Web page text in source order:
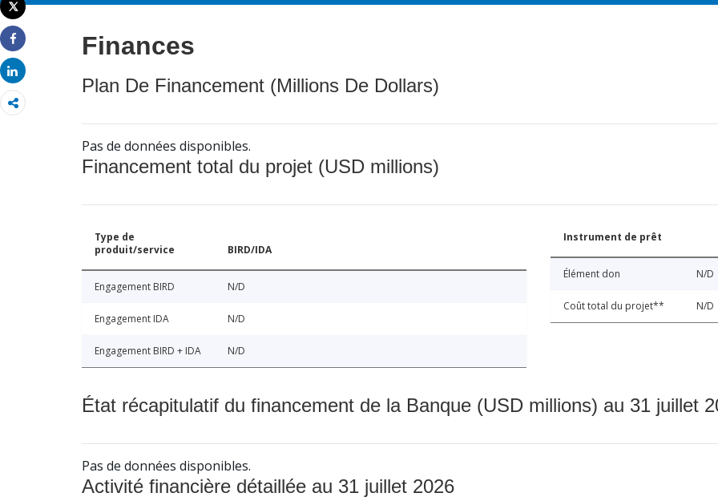
Imprimer
Tweet
Share
Share
Finances
Plan De Financement (Millions De Dollars)
Pas de données disponibles.
Financement total du projet (USD millions)
Type de
produit/service
BIRD/IDA
Engagement BIRD N/D
Engagement IDA N/D
Engagement BIRD + IDA N/D
Instrument de prêt
Élément don N/D
Coût total du projet** N/D
État récapitulatif du financement de la Banque (USD millions) au 31 juillet
Pas de données disponibles.
Activité financière détaillée au 31 juillet 2026